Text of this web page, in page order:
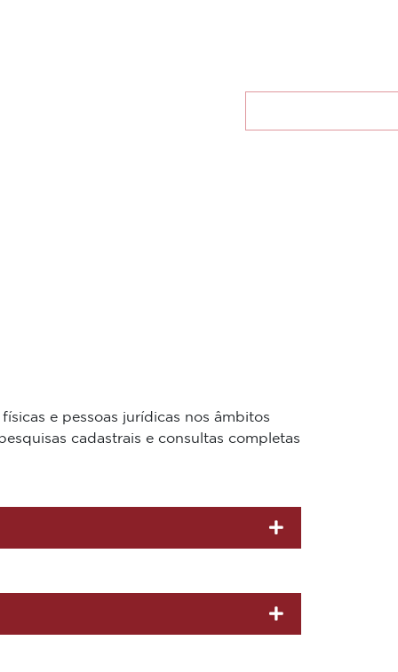
e pessoas jurídicas nos âmbitos
cadastrais e consultas completas